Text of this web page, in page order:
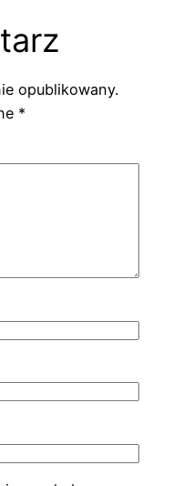
opublikowany.
*